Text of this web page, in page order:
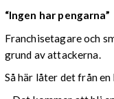
“Ingen har pengarna”
Franchisetagare och
grund av attackerna.
Så här låter det från